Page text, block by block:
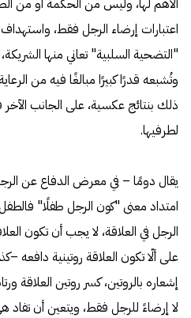
الأهم لها، وليس من الحكمة أو من
اعتبارات إرضاء الرجل فقط،
"التضحية السلبية" تعاني منها
وتُشبعه قدرًا كبيرًا مبالغًا فيه من
ذلك بنتائج عكسية، على الجانب الآخر
لطرفيها.
يقال دومًا – في معرض الدفاع عن
امتداد معنى "كون الرجل طفلًا"
الرجل في العلاقة، لا يجب أن تكون
على ألّا تكون العلاقة روتينية
إشعاره بالروتين، كسر روتين العلاقة
لا إرضاءً للرجل فقط، ويتعين أن تفاد